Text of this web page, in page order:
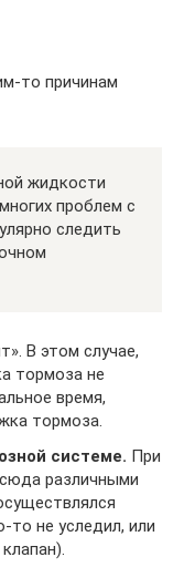
то причинам
жидкости
проблем с
следить
В этом случае,
тормоза не
время,
тормоза.
системе. При
различными
не уследил, или